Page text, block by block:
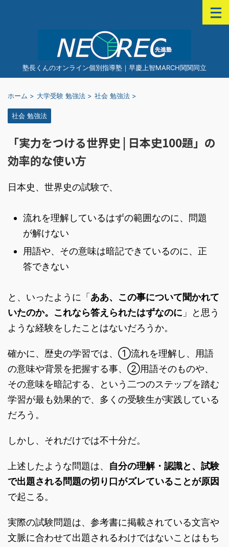
塾長くんのオンライン個別指導塾｜早慶上智MARCH関関同立
ホーム > 大学受験 勉強法 > 社会 勉強法 >
社会 勉強法
「実力をつける世界史 | 日本史100題」の
効率的な使い方
日本史、世界史の試験で、
流れを理解しているはずの範囲なのに、問題
が解けない
用語や、その意味は暗記できているのに、正
答できない
と、いったように「 ああ、この事について聞かれて
いたのか。これなら答えられたはずなのに 」と思う
ような経験をしたことはないだろうか。
確かに、歴史の学習では、①流れを理解し、用語
の意味や背景を把握する事、②用語そのものや、
その意味を暗記する、という二つのステップを踏む
学習が最も効果的で、多くの受験生が実践している
だろう。
しかし、それだけでは不十分だ。
上述したような問題は、 自分の理解・認識と、試験
で出題される問題の切り口がズレていることが原因
で起こる。
実際の試験問題は、参考書に掲載されている文言や
文脈に合わせて出題されるわけではないことはもち